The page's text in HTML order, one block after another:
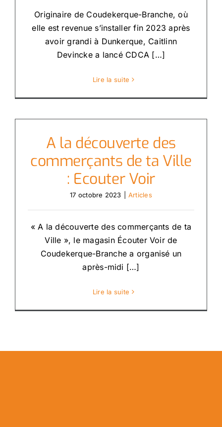
Originaire de Coudekerque-Branche, où
elle est revenue s’installer fin 2023 après
avoir grandi à Dunkerque, Caitlinn
Devincke a lancé CDCA […]
Lire la suite
A la découverte des
commerçants de ta Ville
: Ecouter Voir
17 octobre 2023 Articles
« A la découverte des commerçants de ta
Ville », le magasin Écouter Voir de
Coudekerque-Branche a organisé un
après-midi […]
Lire la suite